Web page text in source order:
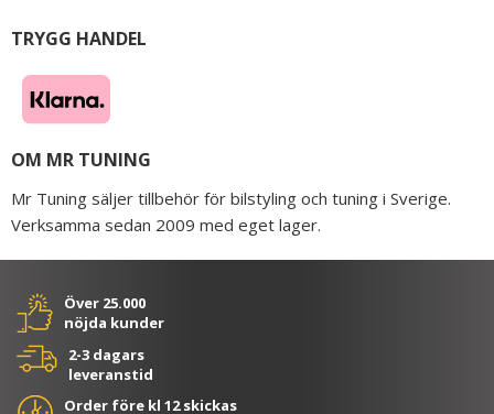
TRYGG HANDEL
OM MR TUNING
Mr Tuning säljer tillbehör för bilstyling och tuning i Sverige.
Verksamma sedan 2009 med eget lager.
Över 25.000
nöjda kunder
2-3 dagars
leveranstid
Order före kl 12 skickas